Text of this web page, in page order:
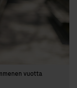
vuotta